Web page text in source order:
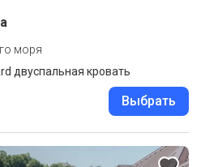
моря
двуспальная кровать
Выбрать